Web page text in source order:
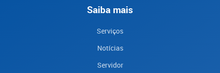
Saiba mais
Serviços
Notícias
Servidor